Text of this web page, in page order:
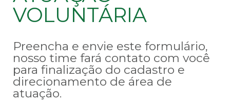
VOLUNTÁRIA
Preencha e envie este formulário,
nosso time fará contato com você
para finalização do cadastro e
direcionamento de área de
atuação.